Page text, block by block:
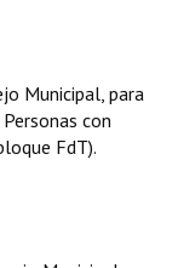
Municipal, para
con
FdT).